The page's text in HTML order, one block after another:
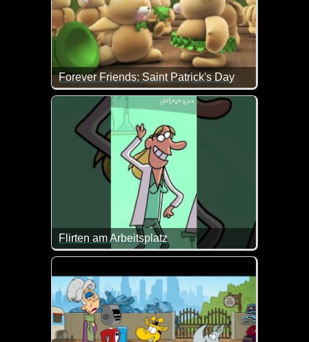
Forever Friends: Saint Patrick's Day
Das ist doch ein total nettes Video zum Saint
Flirten am Arbeitsplatz
Im Labor sollte man sich wohl nicht einfach was